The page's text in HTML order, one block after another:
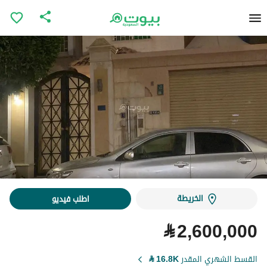
الخريطة اطلب فيديو
⃁2,600,000
القسط الشهري المقدر16.8K
⃁